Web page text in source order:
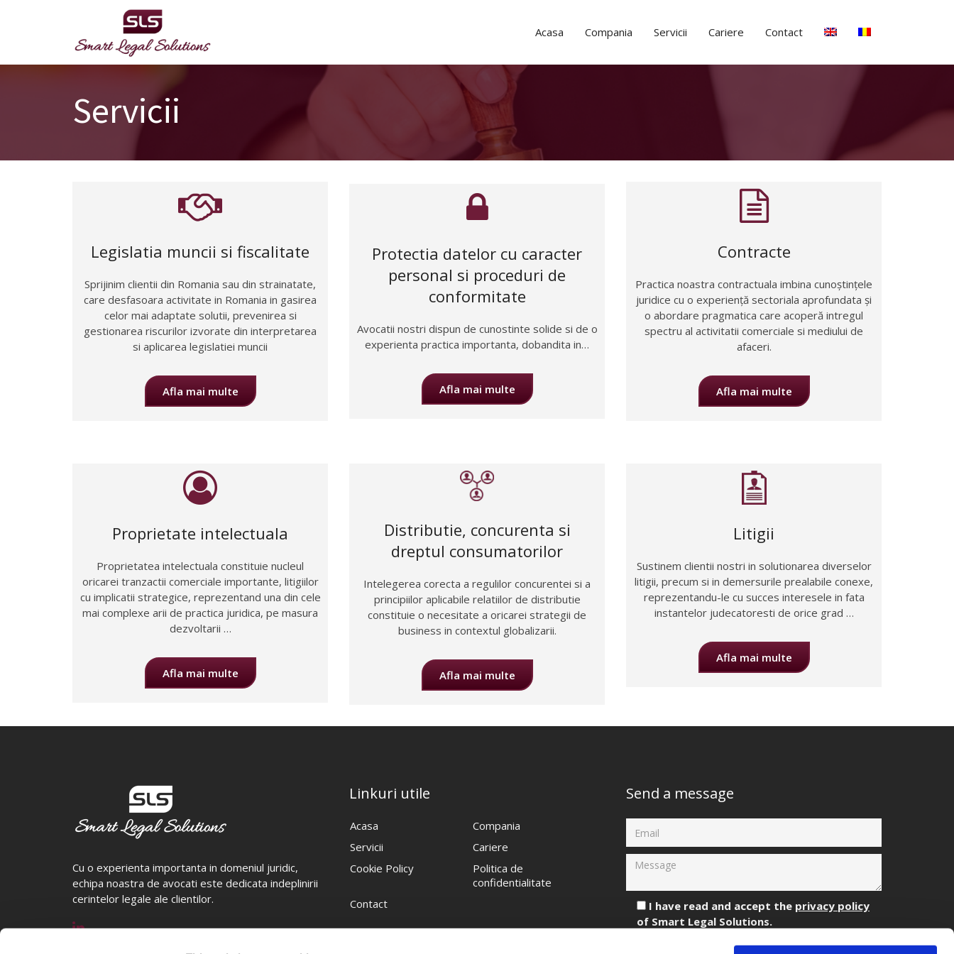
Acasa Compania Servicii Cariere Contact
Servicii
Legislatia muncii si fiscalitate
Sprijinim clientii din Romania sau din strainatate,
care desfasoara activitate in Romania in gasirea
celor mai adaptate solutii, prevenirea si
gestionarea riscurilor izvorate din interpretarea
si aplicarea legislatiei muncii
Afla mai multe
Protectia datelor cu caracter
personal si proceduri de
conformitate
Avocatii nostri dispun de cunostinte solide si de o
experienta practica importanta, dobandita in…
Afla mai multe
Contracte
Practica noastra contractuala imbina cunoștințele
juridice cu o experiență sectoriala aprofundata și
o abordare pragmatica care acoperă intregul
spectru al activitatii comerciale si mediului de
afaceri.
Afla mai multe
Proprietate intelectuala
Proprietatea intelectuala constituie nucleul
oricarei tranzactii comerciale importante, litigiilor
cu implicatii strategice, reprezentand una din cele
mai complexe arii de practica juridica, pe masura
dezvoltarii …
Afla mai multe
Distributie, concurenta si
dreptul consumatorilor
Intelegerea corecta a regulilor concurentei si a
principiilor aplicabile relatiilor de distributie
constituie o necesitate a oricarei strategii de
business in contextul globalizarii.
Afla mai multe
Litigii
Sustinem clientii nostri in solutionarea diverselor
litigii, precum si in demersurile prealabile conexe,
reprezentandu-le cu succes interesele in fata
instantelor judecatoresti de orice grad …
Afla mai multe
Cu o experienta importanta in domeniul juridic,
echipa noastra de avocati este dedicata indeplinirii
cerintelor legale ale clientilor.
Linkuri utile
Acasa
Compania
Servicii
Cariere
Cookie Policy
Politica de
confidentialitate
Contact
Send a message
I have read and accept the privacy policy
of Smart Legal Solutions.